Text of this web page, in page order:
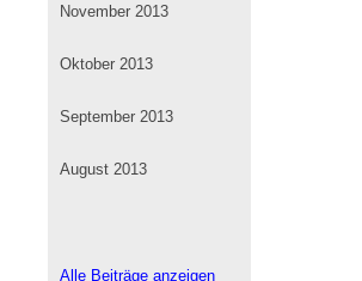
November 2013
Oktober 2013
September 2013
August 2013
Alle Beiträge anzeigen